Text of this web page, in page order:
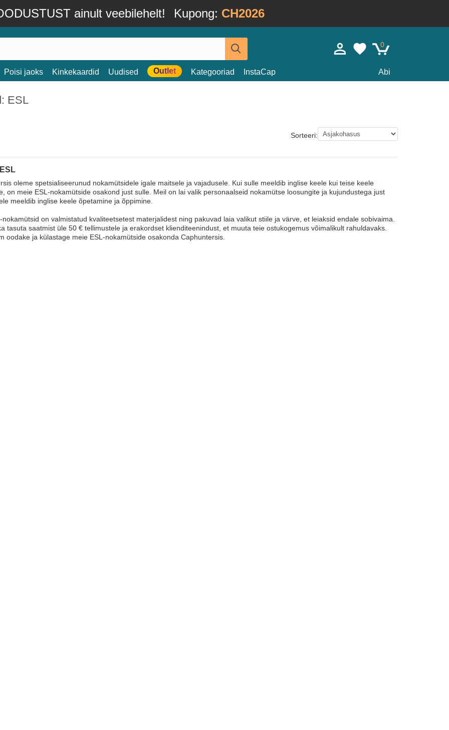
ainult veebilehelt! Kupong: CH2026
0
Poisi jaoks Kinkekaardid Uudised Outlet Kategooriad InstaCap Abi
ESL
Sorteeri:
oleme spetsialiseerunud nokamütsidele igale maitsele ja vajadusele. Kui sulle meeldib inglise keele kui teise keele
on meie ESL-nokamütside osakond just sulle. Meil on lai valik personaalseid nokamütse loosungite ja kujundustega just
meeldib inglise keele õpetamine ja õppimine.
nokamütsid on valmistatud kvaliteetsetest materjalidest ning pakuvad laia valikut stiile ja värve, et leiaksid endale sobivaima.
tasuta saatmist üle 50 € tellimustele ja erakordset klienditeenindust, et muuta teie ostukogemus võimalikult rahuldavaks.
oodake ja külastage meie ESL-nokamütside osakonda Caphuntersis.